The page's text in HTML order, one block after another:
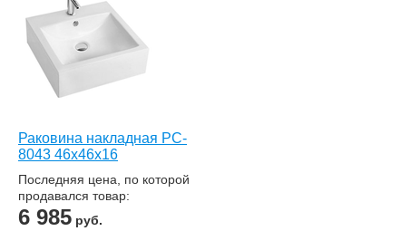
Раковина накладная PC-
8043 46х46х16
Последняя цена, по которой
продавался товар:
6 985 руб.